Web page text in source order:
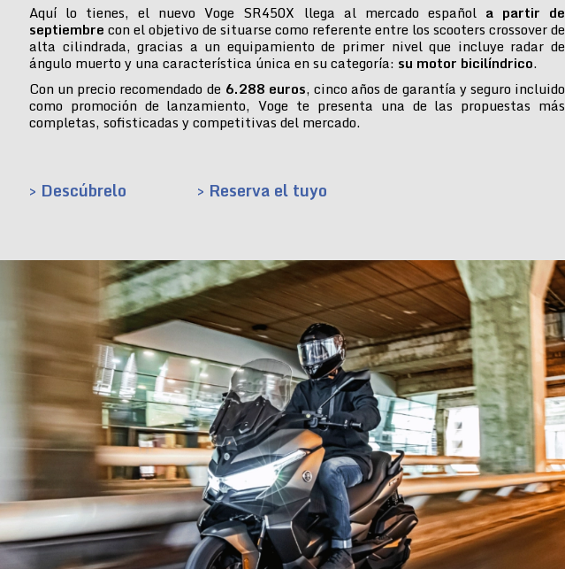
Aquí lo tienes, el nuevo Voge SR450X llega al mercado español a partir de
septiembre con el objetivo de situarse como referente entre los scooters crossover de
alta cilindrada, gracias a un equipamiento de primer nivel que incluye radar de
ángulo muerto y una característica única en su categoría: su motor bicilíndrico.
Con un precio recomendado de 6.288 euros, cinco años de garantía y seguro incluido
como promoción de lanzamiento, Voge te presenta una de las propuestas más
completas, sofisticadas y competitivas del mercado.
> Descúbrelo > Reserva el tuyo